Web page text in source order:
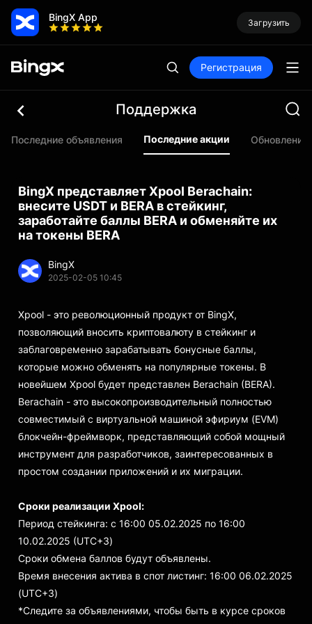
BingX App Загрузить
Регистрация
Поддержка
Последние объявления Последние акции Обновления
BingX представляет Xpool Berachain:
внесите USDT и BERA в стейкинг,
заработайте баллы BERA и обменяйте их
на токены BERA
BingX
2025-02-05 10:45
Xpool - это революционный продукт от BingX,
позволяющий вносить криптовалюту в стейкинг и
заблаговременно зарабатывать бонусные баллы,
которые можно обменять на популярные токены. В
новейшем Xpool будет представлен Berachain (BERA).
Berachain - это высокопроизводительный полностью
совместимый с виртуальной машиной эфириум (EVM)
блокчейн-фреймворк, представляющий собой мощный
инструмент для разработчиков, заинтересованных в
простом создании приложений и их миграции.
Сроки реализации Xpool:
Период стейкинга: с 16:00 05.02.2025 по 16:00
10.02.2025 (UTC+3)
Сроки обмена баллов будут объявлены.
Время внесения актива в спот листинг: 16:00 06.02.2025
(UTC+3)
*Следите за объявлениями, чтобы быть в курсе сроков